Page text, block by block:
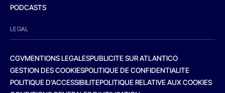
PODCASTS
LEGAL
CGVMENTIONS LEGALESPUBLICITE SUR ATLANTICO
GESTION DES COOKIESPOLITIQUE DE CONFIDENTIALITE
POLITIQUE D’ACCESSIBILITEPOLITIQUE RELATIVE AUX COOKIES